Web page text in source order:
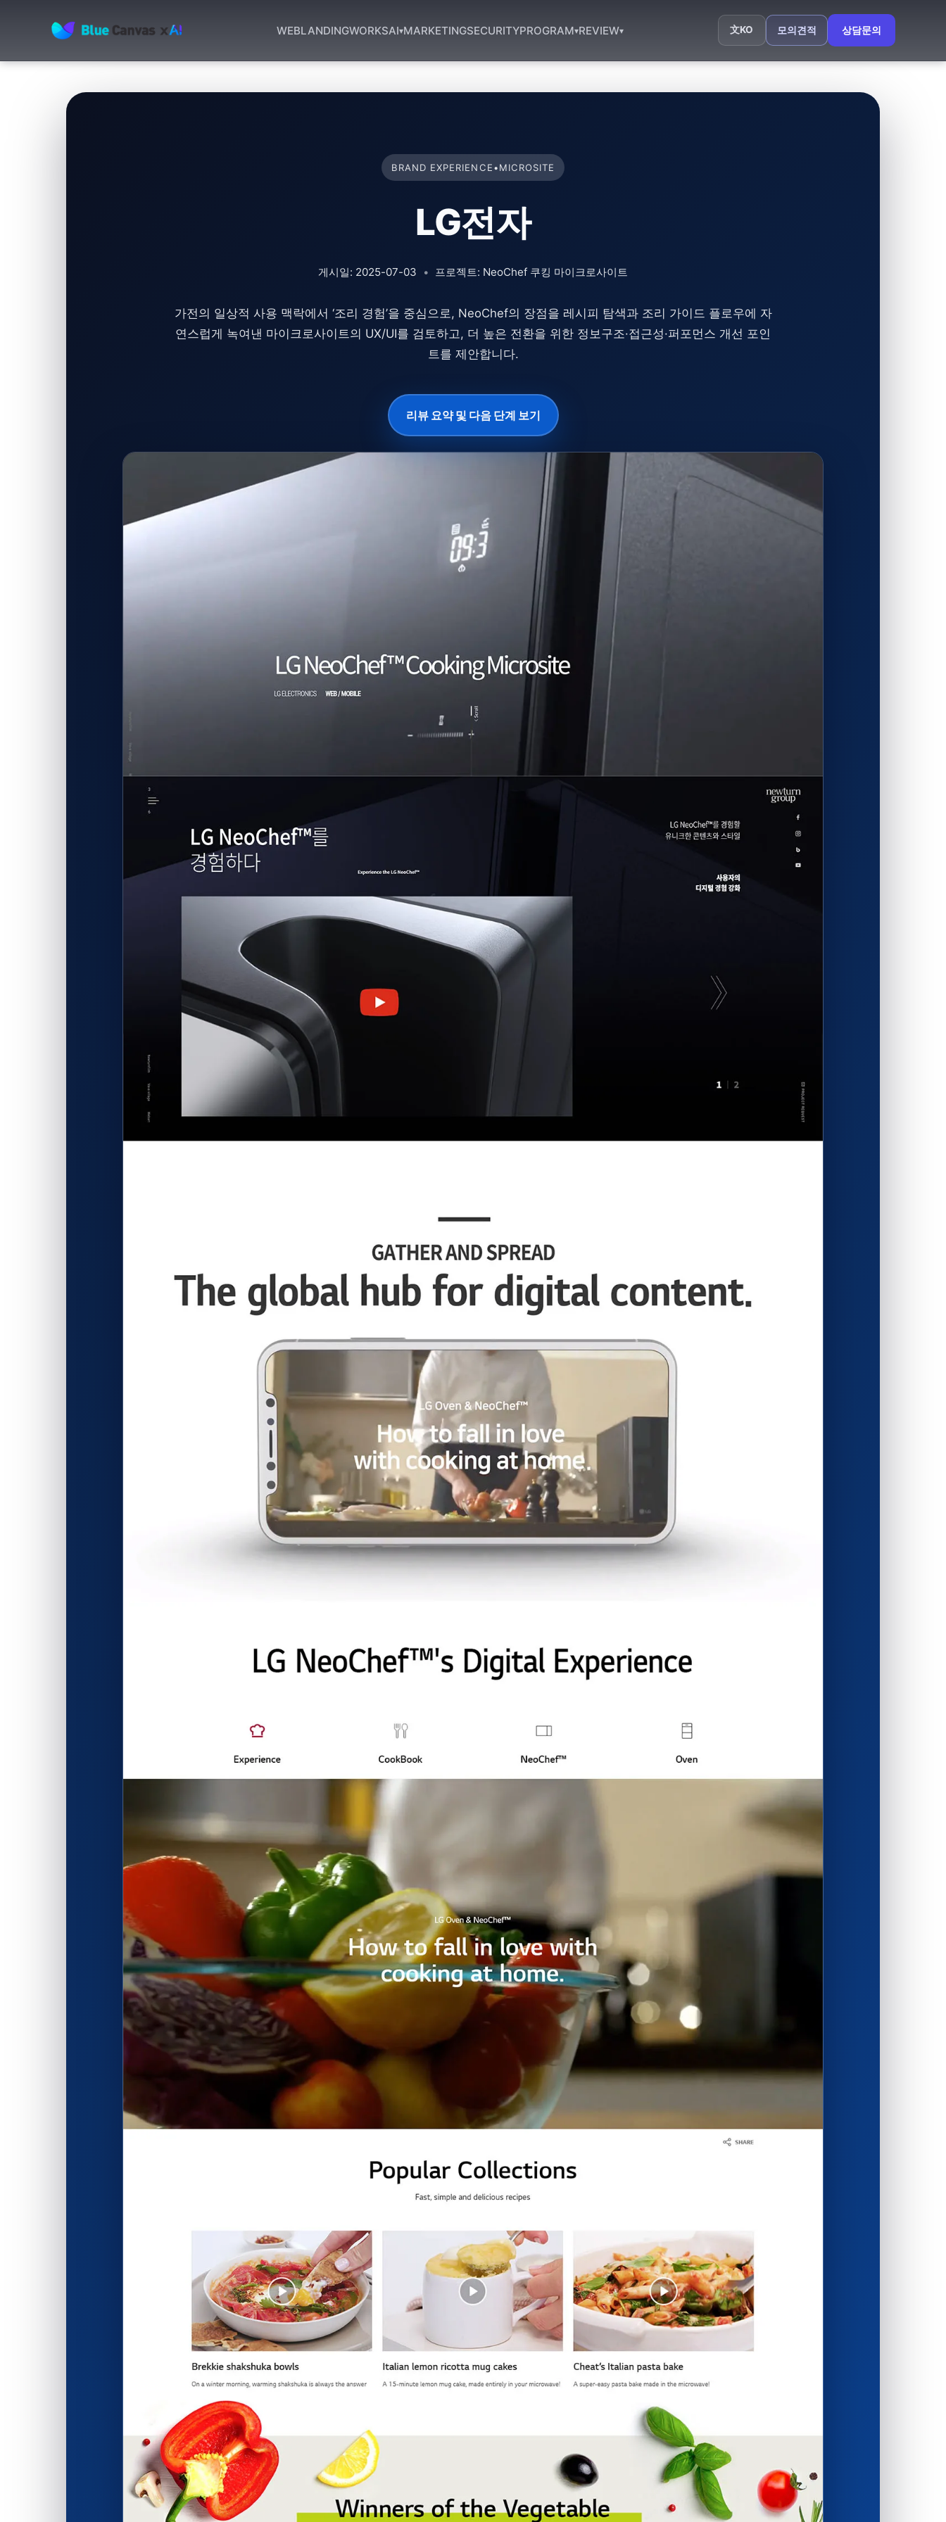
BLUECANVAS
WEBLANDINGWORKSAI▾MARKETINGSECURITYPROGRAM▾REVIEW▾ 文KO 모의견적 상담문의
BRAND EXPERIENCE•MICROSITE
LG전자
게시일: 2025-07-03 • 프로젝트: NeoChef 쿠킹 마이크로사이트
가전의 일상적 사용 맥락에서 ‘조리 경험’을 중심으로, NeoChef의 장점을 레시피 탐색과 조리 가이드 플로우에 자
연스럽게 녹여낸 마이크로사이트의 UX/UI를 검토하고, 더 높은 전환을 위한 정보구조·접근성·퍼포먼스 개선 포인
트를 제안합니다.
리뷰 요약 및 다음 단계 보기